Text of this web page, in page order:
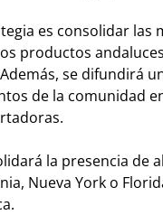
es consolidar
productos
se difundirá
de la comunidad
la presencia de
Nueva York o